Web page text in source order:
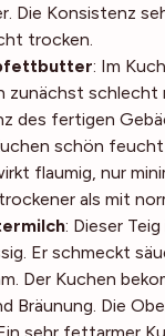
Die Konsistenz
trocken.
: Im
zunächst schlecht
des fertigen
schön
flaumig, nur
als mit
: Dieser
Er schmeckt
Der Kuchen
Bräunung. Die